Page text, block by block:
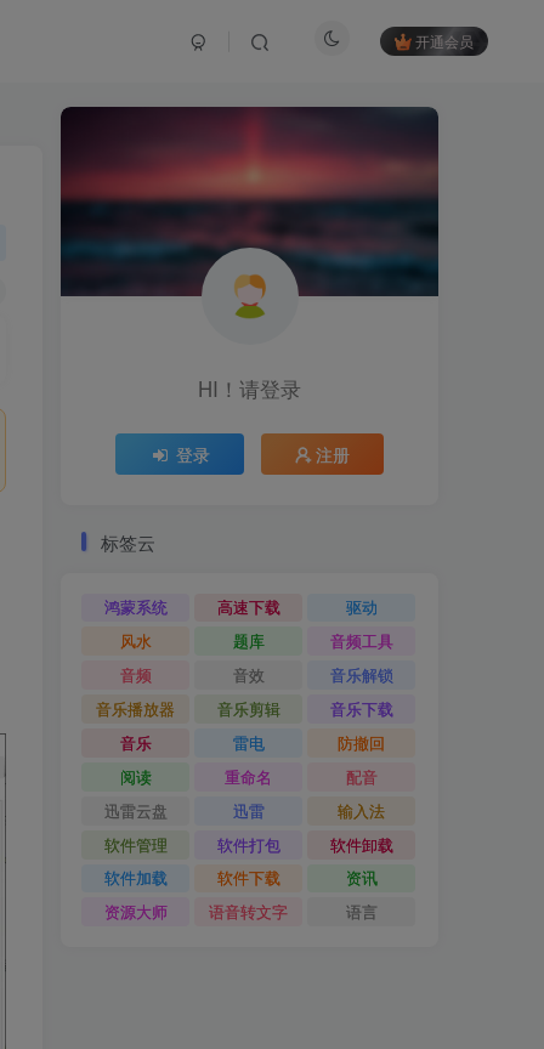
开通会员
HI！请登录
登录 注册
标签云
鸿蒙系统 高速下载
驱动
风水
题库
音频工具
音频
音效
音乐解锁
音乐播放器
音乐剪辑
音乐下载
音乐
雷电
防撤回
阅读
重命名
配音
迅雷云盘
迅雷
输入法
软件管理
软件打包
软件卸载
软件加载
软件下载
资讯
资源大师
语音转文字 语言